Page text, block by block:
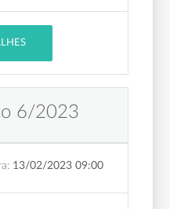
6/2023
13/02/2023 09:00